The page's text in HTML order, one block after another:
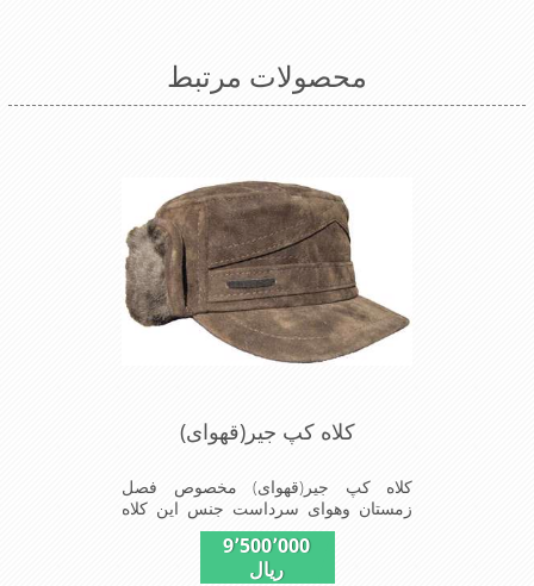
محصولات مرتبط
کلاه کپ جیر(قهوای)
کلاه کپ جیر(قهوای) مخصوص فصل
زمستان وهوای سرداست جنس این کلاه
ازجیر مصنوی تهیه شده است وآستری آن
ازجنس پولش(خزمصنویی)است این کلاه
بسیار شیک و زیبا می باشد دارای گوش
9٬500٬000
ریال